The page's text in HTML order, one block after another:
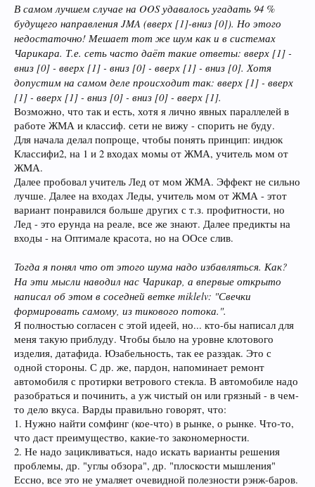
В самом лучшем случае на OOS удавалось угадать 94 %
будущего направления JMA (вверх [1]-вниз [0]). Но этого
недостаточно! Мешает тот же шум как и в системах
Чарикара. Т.е. сеть часто даёт такие ответы: вверх [1] -
вниз [0] - вверх [1] - вниз [0] - вверх [1] - вниз [0]. Хотя
допустим на самом деле происходит так: вверх [1] - вверх
[1] - вверх [1] - вниз [0] - вниз [0] - вверх [1].
Возможно, что так и есть, хотя я лично явных параллелей в
работе ЖМА и классиф. сети не вижу - спорить не буду.
Для начала делал попроще, чтобы понять принцип: индюк
Классифи2, на 1 и 2 входах момы от ЖМА, учитель мом от
ЖМА.
Далее пробовал учитель Лед от мом ЖМА. Эффект не сильно
лучше. Далее на входах Леды, учитель мом от ЖМА - этот
вариант понравился больше других с т.з. профитности, но
Лед - это ерунда на реале, все же знают. Далее предикты на
входы - на Оптимале красота, но на ООсе слив.
Тогда я понял что от этого шума надо избавляться. Как?
На эти мысли наводил нас Чарикар, а впервые открыто
написал об этом в соседней ветке miklelv: "Свечки
формировать самому, из тикового потока.".
Я полностью согласен с этой идеей, но... кто-бы написал для
меня такую приблуду. Чтобы было на уровне клотового
изделия, датафида. Юзабельность, так ее разэдак. Это с
одной стороны. С др. же, пардон, напоминает ремонт
автомобиля с протирки ветрового стекла. В автомобиле надо
разобраться и починить, а уж чистый он или грязный - в чем-
то дело вкуса. Варды правильно говорят, что:
1. Нужно найти сомфинг (кое-что) в рынке, о рынке. Что-то,
что даст преимущество, какие-то закономерности.
2. Не надо зацикливаться, надо искать варианты решения
проблемы, др. "углы обзора", др. "плоскости мышления"
Ессно, все это не умаляет очевидной полезности рэнж-баров.